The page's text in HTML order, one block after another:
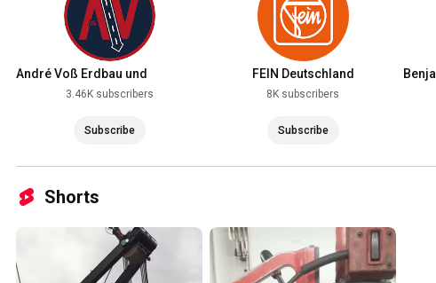
André Voß Erdbau und
Transport GmbH
3.46K subscribers
Subscribe
FEIN Deutschland
8K subscribers
Subscribe
Shorts